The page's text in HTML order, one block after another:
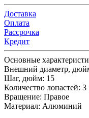
Доставка
Оплата
Рассрочка
Кредит
Основные
Внешний диаметр,
Шаг, дюйм: 15
Количество лопастей: 3
Вращение: Правое
Материал: Алюминий